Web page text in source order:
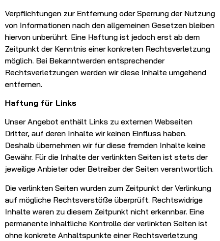
Verpflichtungen zur Entfernung oder Sperrung der Nutzung
von Informationen nach den allgemeinen Gesetzen bleiben
hiervon unberührt. Eine Haftung ist jedoch erst ab dem
Zeitpunkt der Kenntnis einer konkreten Rechtsverletzung
möglich. Bei Bekanntwerden entsprechender
Rechtsverletzungen werden wir diese Inhalte umgehend
entfernen.
Haftung für Links
Unser Angebot enthält Links zu externen Webseiten
Dritter, auf deren Inhalte wir keinen Einfluss haben.
Deshalb übernehmen wir für diese fremden Inhalte keine
Gewähr. Für die Inhalte der verlinkten Seiten ist stets der
jeweilige Anbieter oder Betreiber der Seiten verantwortlich.
Die verlinkten Seiten wurden zum Zeitpunkt der Verlinkung
auf mögliche Rechtsverstöße überprüft. Rechtswidrige
Inhalte waren zu diesem Zeitpunkt nicht erkennbar. Eine
permanente inhaltliche Kontrolle der verlinkten Seiten ist
ohne konkrete Anhaltspunkte einer Rechtsverletzung